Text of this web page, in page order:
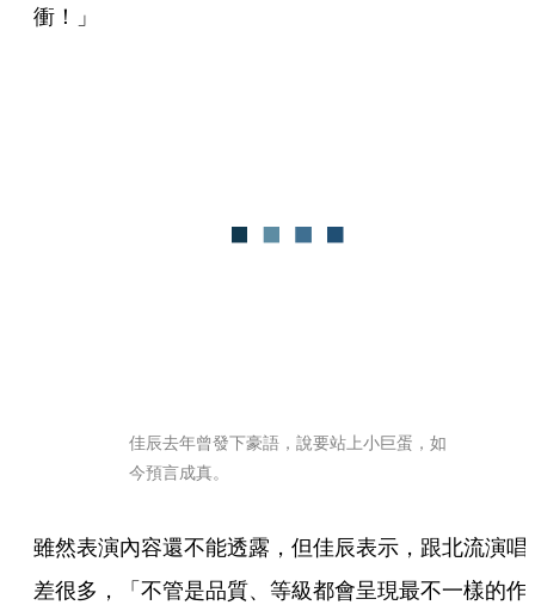
衝！」
佳辰去年曾發下豪語，說要站上小巨蛋，如
今預言成真。
雖然表演內容還不能透露，但佳辰表示，跟北流演唱
差很多，「不管是品質、等級都會呈現最不一樣的作